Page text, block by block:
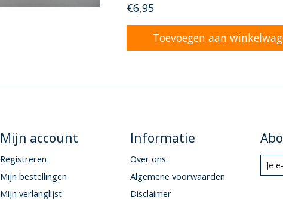
€6,95
Toevoegen aan
Mijn account
Registreren
Mijn bestellingen
Mijn verlanglijst
Informatie
Over ons
Algemene voorwaarden
Disclaimer